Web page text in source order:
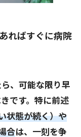
ればすぐに病院
、可能な限り早
です。特に前述
状態が続く）や
合は、一刻を争